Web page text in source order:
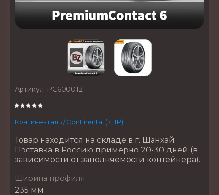
Артикул: PC600012
Континенталь / Continental (КНР)
Товар находится на складе в г. Шанхай.
Поставка в Россию примерно 20-30 дней (в
зависимости от заполняемости контейнера).
Ширина профиля
235 мм